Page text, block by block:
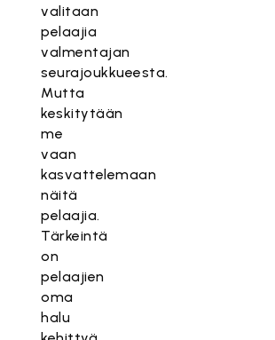
valitaan
pelaajia
valmentajan
seurajoukkueesta.
Mutta
keskitytään
me
vaan
kasvattelemaan
näitä
pelaajia.
Tärkeintä
on
pelaajien
oma
halu